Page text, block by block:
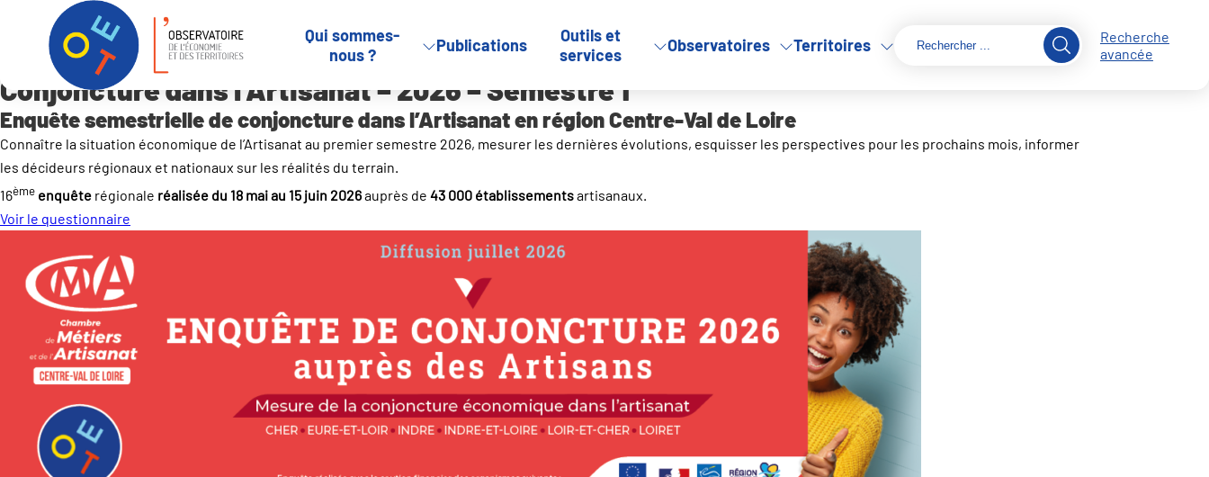
Panneau de gestion des cookies
Qui sommes-
nous ?
Publications
Outils et
services
Observatoires Territoires
Recherche
avancée
Outils et services Enquêtes Conjoncture dans l’Artisanat – 2026 – Semestre 1
Conjoncture dans l’Artisanat – 2026 – Semestre 1
Enquête semestrielle de conjoncture dans l’Artisanat en région Centre-Val de Loire
Connaître la situation économique de l’Artisanat au premier semestre 2026, mesurer les dernières évolutions, esquisser les perspectives pour les prochains mois, informer
les décideurs régionaux et nationaux sur les réalités du terrain.
16ème enquête régionale réalisée du 18 mai au 15 juin 2026auprès de 43 000 établissementsartisanaux.
Voir le questionnaire